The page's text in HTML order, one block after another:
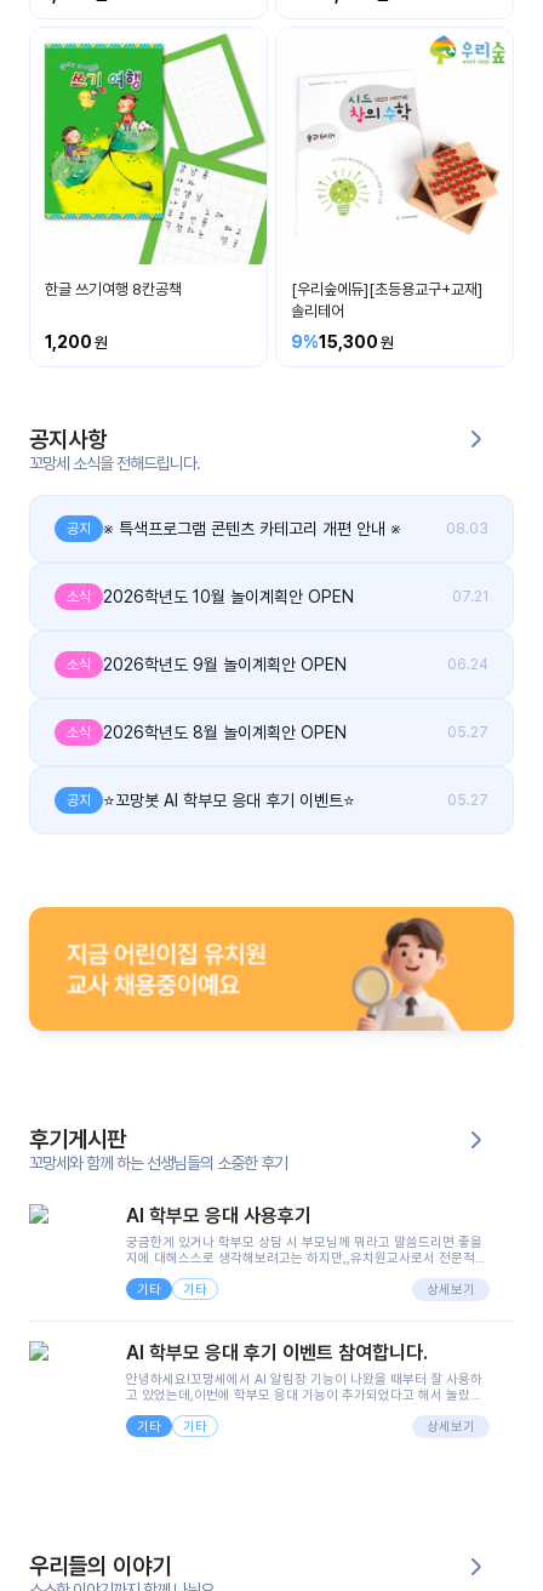
공지
사항
이벤
트
들의
후기
게시
그
한글 쓰기여행 8칸공책
1,200
[우리숲에듀][초등용교구+교재]
솔리테어
9%15,300
공지사항
꼬망세 소식을 전해드립니다.
공지 ※ 특색프로그램 콘텐츠 카테고리 개편 안내 ※ 08.03
소식 2026학년도 10월 놀이계획안 OPEN 07.21
소식 2026학년도 9월 놀이계획안 OPEN 06.24
소식 2026학년도 8월 놀이계획안 OPEN 05.27
공지 ⭐꼬망봇 AI 학부모 응대 후기 이벤트⭐ 05.27
후기게시판
꼬망세와 함께 하는 선생님들의 소중한 후기
AI 학부모 응대 사용후기
궁금한게 있거나 학부모 상담 시 부모님께 뭐라고 말씀드리면 좋을
지에 대해스스로 생각해보려고는 하지만,,유치원교사로서 전문적인
려니 어려울때가...^^(저만 그런거 아니죠 ㅜㅜ)꼬망봇의 장점은 지
피티나 제미나이는 몇세이고 여자인지 남자인지 등그래도 좀 기본
정보를 제공하면서 물어봐야할 때가 있어그때마다 정보를 입력하는
으셔서 고민이 됐는데ai 학부모 응대를 써볼 수 있어서 좋았어요!앞
면..)그리고 제가 신입 때 이게 있었더라면 ㅜㅜㅜㅜ?응대 팁이 정말
좋은거 같아요지금은 그래도 아이들이 잘 이해 되지만초임 때는 정
말 어려워서 항상다른 선생님들께 도움을 요청했었거든요..ㅠ*일지
쓸 때도 좀 도움이 되는 거 같아요!
기타 기타 상세보기
AI 학부모 응대 후기 이벤트 참여합니다.
안녕하세요!꼬망세에서 AI 알림장 기능이 나왔을 때부터 잘 사용하
고 있었는데,이번에 학부모 응대 기능이 추가되었다고 해서 놀랐습
님 응대에 더 많은 부담을 느끼고 있습니다 ㅠㅠ이번에 제가 원에서
겪은 일과 학부모님께 전달드렸던 내용을 함께 보시고,저와 비슷한
을 많이 하는데,꼬망봇 덕분에 고민하는 시간을 줄이고 학부모님을
안심시킬 수 있었습니다.이 부분은 꼬망봇이 추가로 알려준 응대 tip
입니다.학부모님께 전화를 드리기 전에, 내용을 숙지하여 좀 더 전문
기타 기타 상세보기
우리들의 이야기